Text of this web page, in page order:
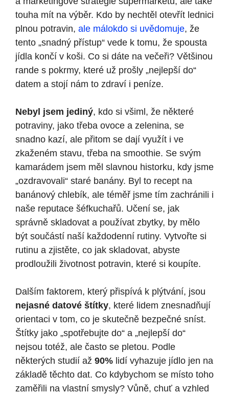
touha mít na výběr. Kdo by nechtěl otevřít lednici
plnou potravin, ale málokdo si uvědomuje, že
tento „snadný přístup“ vede k tomu, že spousta
jídla končí v koši. Co si dáte na večeři? Většinou
rande s pokrmy, které už prošly „nejlepší do“
datem a stojí nám to zdraví i peníze.
Nebyl jsem jediný, kdo si všiml, že některé
potraviny, jako třeba ovoce a zelenina, se
snadno kazí, ale přitom se dají využít i ve
zkaženém stavu, třeba na smoothie. Se svým
kamarádem jsem měl slavnou historku, kdy jsme
„ozdravovali“ staré banány. Byl to recept na
banánový chlebík, ale téměř jsme tím zachránili i
naše reputace šéfkuchařů. Učení se, jak
správně skladovat a používat zbytky, by mělo
být součástí naší každodenní rutiny. Vytvořte si
rutinu a zjistěte, co jak skladovat, abyste
prodloužili životnost potravin, které si koupíte.
Dalším faktorem, který přispívá k plýtvání, jsou
nejasné datové štítky, které lidem znesnadňují
orientaci v tom, co je skutečně bezpečné sníst.
Štítky jako „spotřebujte do“ a „nejlepší do“
nejsou totéž, ale často se pletou. Podle
některých studií až 90% lidí vyhazuje jídlo jen na
základě těchto dat. Co kdybychom se místo toho
zaměřili na vlastní smysly? Vůně, chuť a vzhled